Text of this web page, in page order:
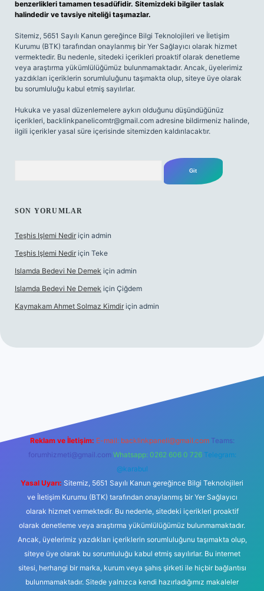
benzerlikleri tamamen tesadüfidir. Sitemizdeki bilgiler taslak
halindedir ve tavsiye niteliği taşımazlar.
Sitemiz, 5651 Sayılı Kanun gereğince Bilgi Teknolojileri ve İletişim
Kurumu (BTK) tarafından onaylanmış bir Yer Sağlayıcı olarak hizmet
vermektedir. Bu nedenle, sitedeki içerikleri proaktif olarak denetleme
veya araştırma yükümlülüğümüz bulunmamaktadır. Ancak, üyelerimiz
yazdıkları içeriklerin sorumluluğunu taşımakta olup, siteye üye olarak
bu sorumluluğu kabul etmiş sayılırlar.
Hukuka ve yasal düzenlemelere aykırı olduğunu düşündüğünüz
içerikleri, backlinkpanelicomtr@gmail.com adresine bildirmeniz halinde,
ilgili içerikler yasal süre içerisinde sitemizden kaldırılacaktır.
SON YORUMLAR
Teşhis Işlemi Nedir için admin
Teşhis Işlemi Nedir için Teke
Islamda Bedevi Ne Demek için admin
Islamda Bedevi Ne Demek için Çiğdem
Kaymakam Ahmet Solmaz Kimdir için admin
Reklam ve İletişim: E-mail: backlinkpaneli@gmail.com Teams:
forumhizmeti@gmail.com Whatsapp: 0262 606 0 726 Telegram:
@karabul
Yasal Uyarı: Sitemiz, 5651 Sayılı Kanun gereğince Bilgi Teknolojileri
ve İletişim Kurumu (BTK) tarafından onaylanmış bir Yer Sağlayıcı
olarak hizmet vermektedir. Bu nedenle, sitedeki içerikleri proaktif
olarak denetleme veya araştırma yükümlülüğümüz bulunmamaktadır.
Ancak, üyelerimiz yazdıkları içeriklerin sorumluluğunu taşımakta olup,
siteye üye olarak bu sorumluluğu kabul etmiş sayılırlar. Bu internet
sitesi, herhangi bir marka, kurum veya şahıs şirketi ile hiçbir bağlantısı
bulunmamaktadır. Sitede yalnızca kendi hazırladığımız makaleler